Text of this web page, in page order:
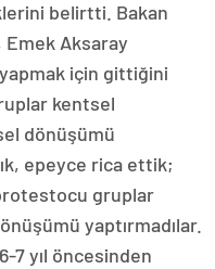
belirtti. Bakan
Emek Aksaray
için gittiğini
kentsel
dönüşümü
epeyce rica ettik;
gruplar
yaptırmadılar.
7 yıl öncesinden